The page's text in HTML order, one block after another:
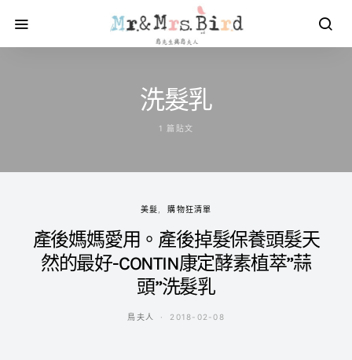
洗髮乳
1 篇貼文
美髮 購物狂清單
產後媽媽愛用。產後掉髮保養頭髮天
然的最好-CONTIN康定酵素植萃”蒜
頭”洗髮乳
鳥夫人 2018-02-08